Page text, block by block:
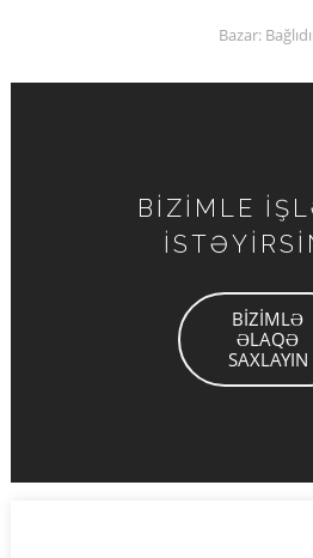
Bazar:
BİZİMLE
BİZİMLƏ
ƏLAQƏ
SAXLAYIN